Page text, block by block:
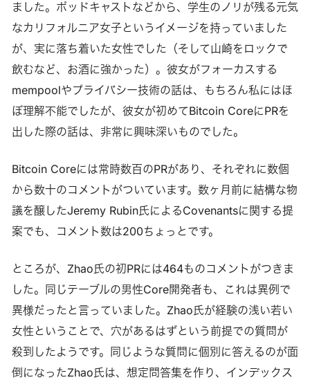
ました。ポッドキャストなどから、学生のノリが残る元気
なカリフォルニア女子というイメージを持っていました
が、実に落ち着いた女性でした（そして山崎をロックで
飲むなど、お酒に強かった）。彼女がフォーカスする
mempoolやプライバシー技術の話は、もちろん私にはほ
ぼ理解不能でしたが、彼女が初めてBitcoin CoreにPRを
出した際の話は、非常に興味深いものでした。
Bitcoin Coreには常時数百のPRがあり、それぞれに数個
から数十のコメントがついています。数ヶ月前に結構な物
議を醸したJeremy Rubin氏によるCovenantsに関する提
案でも、コメント数は200ちょっとです。
ところが、Zhao氏の初PRには464ものコメントがつきま
した。同じテーブルの男性Core開発者も、これは異例で
異様だったと言っていました。Zhao氏が経験の浅い若い
女性ということで、穴があるはずという前提での質問が
殺到したようです。同じような質問に個別に答えるのが面
倒になったZhao氏は、想定問答集を作り、インデックス